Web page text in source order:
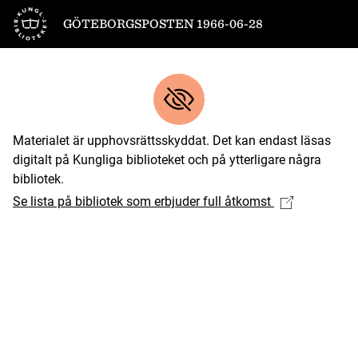
Till startsidan
GÖTEBORGSPOSTEN 1966-06-28
Materialet är upphovsrättsskyddat. Det kan endast läsas
digitalt på Kungliga biblioteket och på ytterligare några
bibliotek.
Se lista på bibliotek som erbjuder full åtkomst